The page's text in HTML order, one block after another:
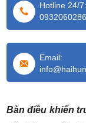
Hotline 24/7:
0932060286
Email:
Bàn điều khiển